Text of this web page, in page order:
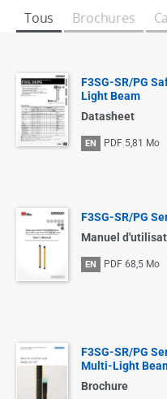
Tous Brochures
F3SG-SR/PG
Light Beam
Datasheet
EN PDF 5,81 Mo
F3SG-SR/PG
Manuel
EN PDF 68,5 Mo
F3SG-SR/PG
Multi-Light
Brochure